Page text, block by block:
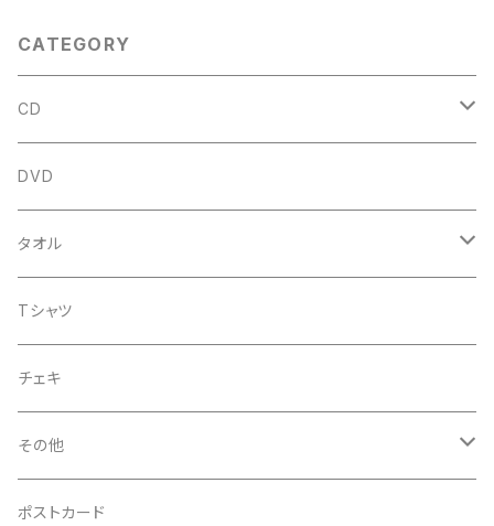
CATEGORY
CD
アルバム
企画CD
シングル
DVD
タオル
菅沼温泉タオル
菅沼エアーかおる
菅沼温泉ハンカチタオル
手ぬぐい
Tシャツ
チェキ
その他
コースター
ポストカード